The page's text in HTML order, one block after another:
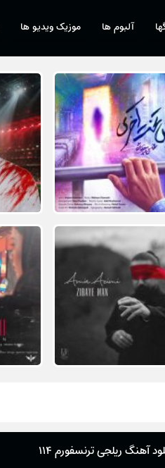
آلبوم ها موزیک ویدیو ها
آهنگ ریلجی ترنسفورم ۱۱۴